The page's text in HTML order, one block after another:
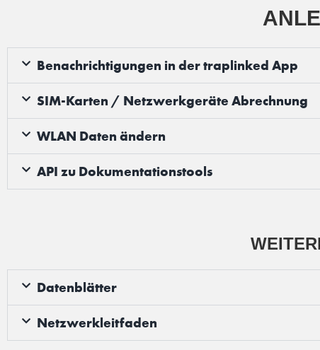
Benachrichtigungen in der traplinked App
SIM-Karten / Netzwerkgeräte Abrechnung
WLAN Daten ändern
API zu Dokumentationstools
Datenblätter
Netzwerkleitfaden